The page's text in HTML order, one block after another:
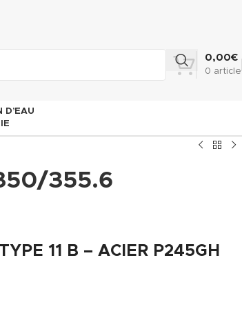
0 article
0,00€
D’EAU
355.6
11 B – ACIER P245GH